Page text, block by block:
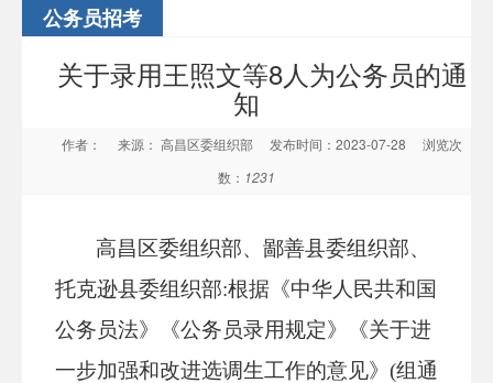
公务员招考
关于录用王照文等8人为公务员的通
知
作者： 来源： 高昌区委组织部 发布时间：2023-07-28
浏览次
数： 1231
高昌区委组织部、鄙善县委组织部、
托克逊县委组织部:根据《中华人民共和国
公务员法》《公务员录用规定》《关于进
一步加强和改进选调生工作的意见》(组通